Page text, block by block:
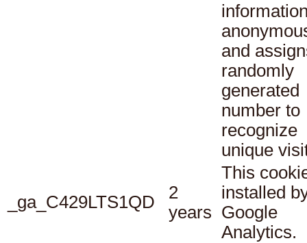
and
randomly
generated
number to
recognize
unique
_ga_C429LTS1QD
2
years
This
installed
Google
Analytics.